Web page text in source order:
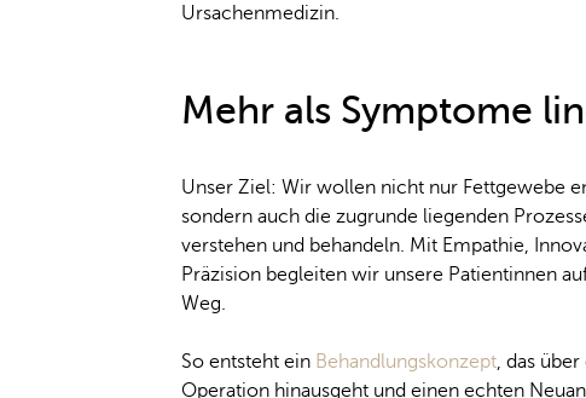
Ursachenmedizin.
Mehr als Symptome
Unser Ziel: Wir wollen nicht nur Fettgewebe
sondern auch die zugrunde liegenden
verstehen und behandeln. Mit Empathie,
Präzision begleiten wir unsere Patientinnen
Weg.
So entsteht ein Behandlungskonzept, das
Operation hinausgeht und einen echten